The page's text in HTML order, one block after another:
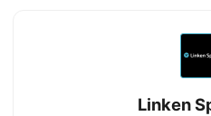
Linken